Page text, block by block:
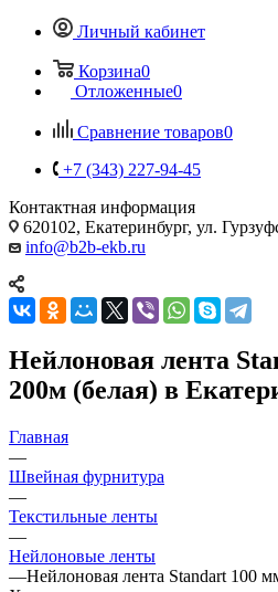
Личный кабинет
Корзина0
Отложенные0
Сравнение товаров0
+7 (343) 227-94-45
Контактная информация
620102, Екатеринбург, ул.
info@b2b-ekb.ru
Нейлоновая лента
200м (белая) в
Главная
—
Швейная фурнитура
—
Текстильные ленты
—
Нейлоновые ленты
—Нейлоновая лента Standart 100